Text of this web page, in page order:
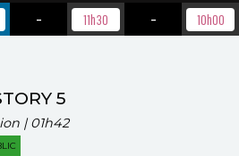
- 11h30 - 10h00
5
| 01h42